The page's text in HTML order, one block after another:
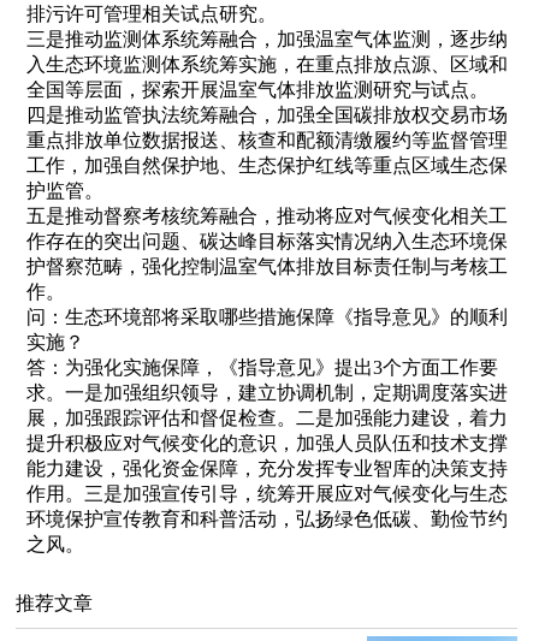
排污许可管理相关试点研究。
三是推动监测体系统筹融合，加强温室气体监测，逐步纳
入生态环境监测体系统筹实施，在重点排放点源、区域和
全国等层面，探索开展温室气体排放监测研究与试点。
四是推动监管执法统筹融合，加强全国碳排放权交易市场
重点排放单位数据报送、核查和配额清缴履约等监督管理
工作，加强自然保护地、生态保护红线等重点区域生态保
护监管。
五是推动督察考核统筹融合，推动将应对气候变化相关工
作存在的突出问题、碳达峰目标落实情况纳入生态环境保
护督察范畴，强化控制温室气体排放目标责任制与考核工
作。
问：生态环境部将采取哪些措施保障《指导意见》的顺利
实施？
答：为强化实施保障，《指导意见》提出3个方面工作要
求。一是加强组织领导，建立协调机制，定期调度落实进
展，加强跟踪评估和督促检查。二是加强能力建设，着力
提升积极应对气候变化的意识，加强人员队伍和技术支撑
能力建设，强化资金保障，充分发挥专业智库的决策支持
作用。三是加强宣传引导，统筹开展应对气候变化与生态
环境保护宣传教育和科普活动，弘扬绿色低碳、勤俭节约
之风。
推荐文章